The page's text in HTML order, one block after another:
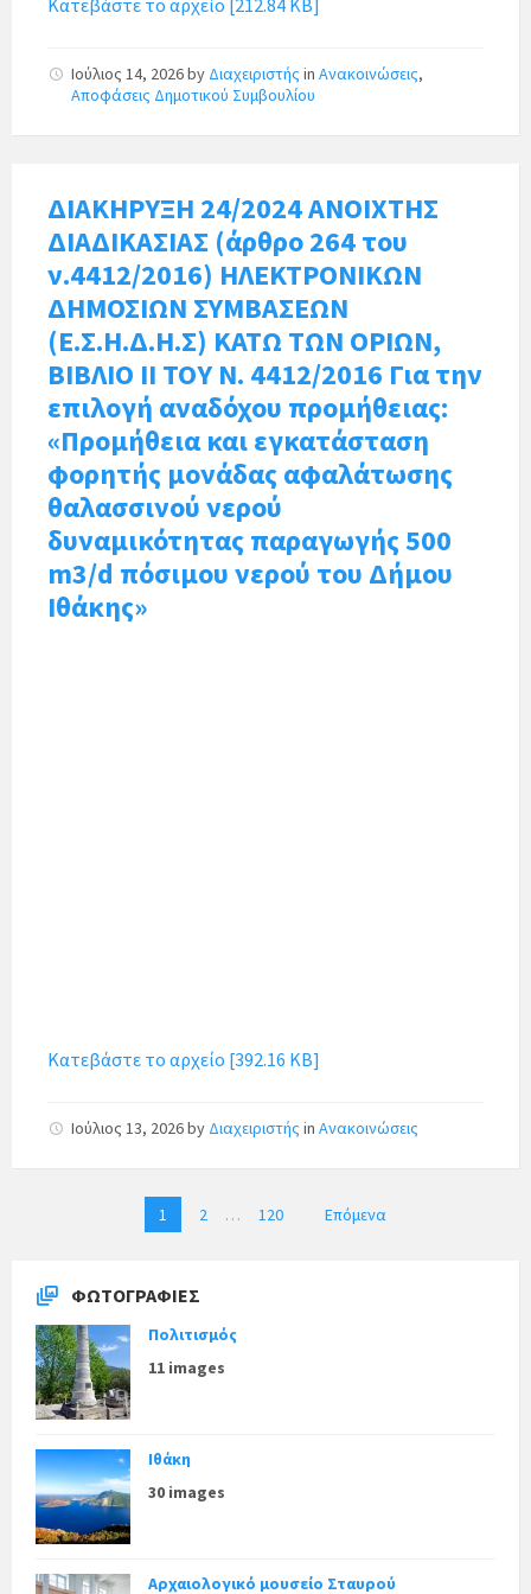
Ιούλιος 14, 2026by Διαχειριστής in Ανακοινώσεις,
Αποφάσεις Δημοτικού Συμβουλίου
ΔΙΑΚΗΡΥΞΗ 24/2024 ΑΝΟΙΧΤΗΣ
ΔΙΑΔΙΚΑΣΙΑΣ (άρθρο 264 του
ν.4412/2016) ΗΛΕΚΤΡΟΝΙΚΩΝ
ΔΗΜΟΣΙΩΝ ΣΥΜΒΑΣΕΩΝ
(Ε.Σ.Η.Δ.Η.Σ) ΚΑΤΩ ΤΩΝ ΟΡΙΩΝ,
ΒΙΒΛΙΟ ΙΙ ΤΟΥ Ν. 4412/2016 Για την
επιλογή αναδόχου προμήθειας:
«Προμήθεια και εγκατάσταση
φορητής μονάδας αφαλάτωσης
θαλασσινού νερού
δυναμικότητας παραγωγής 500
m3/d πόσιμου νερού του Δήμου
Ιθάκης»
Κατεβάστε το αρχείο [392.16 KB]
Ιούλιος 13, 2026by Διαχειριστής in Ανακοινώσεις
1 2 … 120 Επόμενα
ΦΩΤΟΓΡΑΦΊΕΣ
Πολιτισμός
11 images
Ιθάκη
30 images
Αρχαιολογικό μουσείο Σταυρού